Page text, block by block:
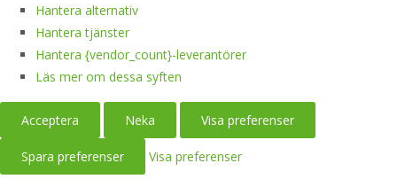
Hantera alternativ
Hantera tjänster
Hantera {vendor_count}-leverantörer
Läs mer om dessa syften
Acceptera Neka Visa preferenser
Spara preferenser Visa preferenser